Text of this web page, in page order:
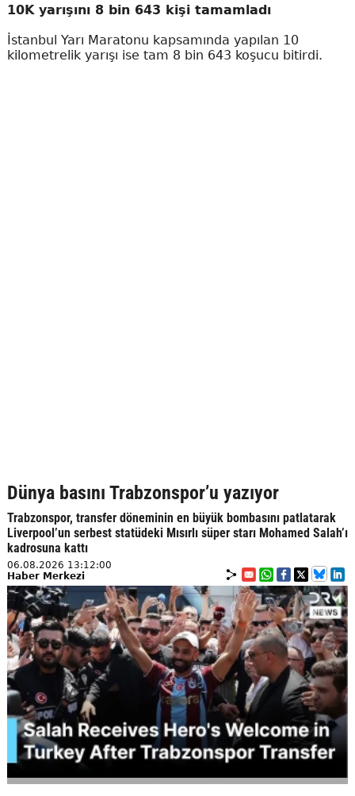
10K yarışını 8 bin 643 kişi tamamladı
İstanbul Yarı Maratonu kapsamında yapılan 10
kilometrelik yarışı ise tam 8 bin 643 koşucu bitirdi.
Dünya basını Trabzonspor’u yazıyor
Trabzonspor, transfer döneminin en büyük bombasını patlatarak
Liverpool’un serbest statüdeki Mısırlı süper starı Mohamed Salah’ı
kadrosuna kattı
06.08.2026 13:12:00
Haber Merkezi